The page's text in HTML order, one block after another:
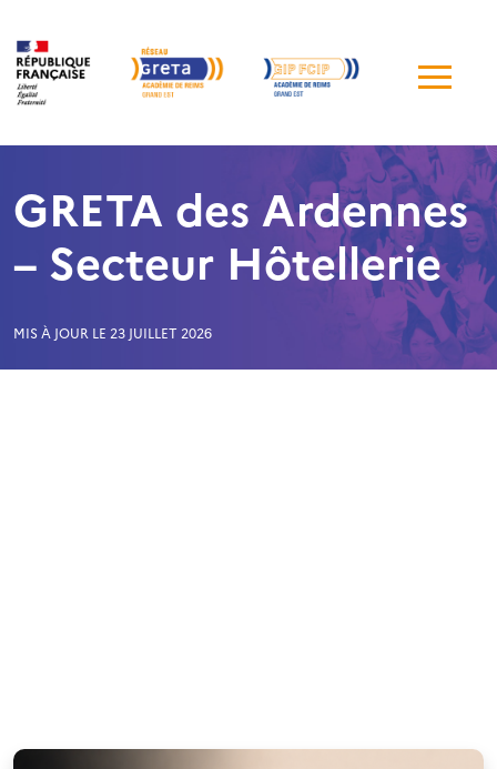
de
GRETA des Ardennes
– Secteur Hôtellerie
MIS À JOUR LE 23 JUILLET 2026